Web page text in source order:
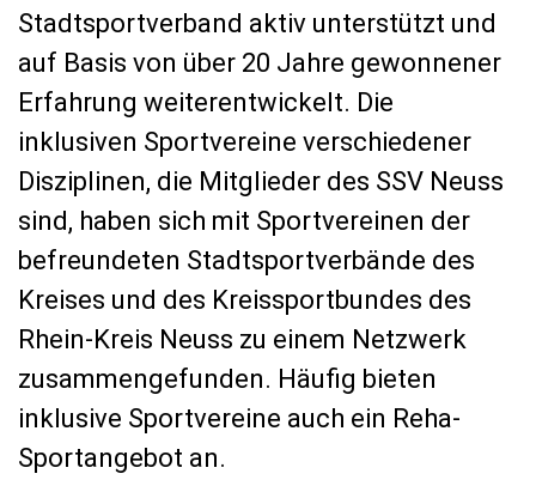
Stadtsportverband aktiv unterstützt und
auf Basis von über 20 Jahre gewonnener
Erfahrung weiterentwickelt. Die
inklusiven Sportvereine verschiedener
Disziplinen, die Mitglieder des SSV Neuss
sind, haben sich mit Sportvereinen der
befreundeten Stadtsportverbände des
Kreises und des Kreissportbundes des
Rhein-Kreis Neuss zu einem Netzwerk
zusammengefunden. Häufig bieten
inklusive Sportvereine auch ein Reha-
Sportangebot an.